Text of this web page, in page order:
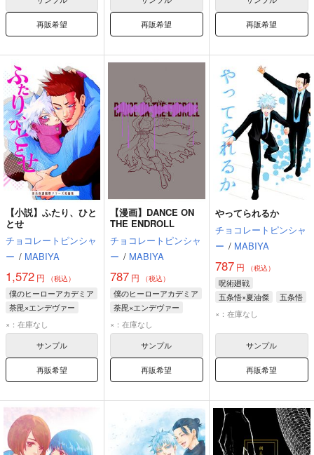
再販希望 再販希望 再販希望
【小説】ふたり、ひと
とせ
チョコレートピンシャ
ー / MABIYA
1,572 円 （税込）
僕のヒーローアカデミア
荼毘×エンデヴァー
荼毘
エンデヴァー
×：在庫なし
サンプル
再販希望
【漫画】DANCE ON
THE ENDROLL
チョコレートピンシャ
ー / MABIYA
787 円 （税込）
僕のヒーローアカデミア
荼毘×エンデヴァー
荼毘
エンデヴァー
×：在庫なし
サンプル
再販希望
やってられるか
チョコレートピンシャ
ー / MABIYA
787円 （税込）
呪術廻戦
五条悟×夏油傑
五条悟
夏油傑
×：在庫なし
サンプル
再販希望